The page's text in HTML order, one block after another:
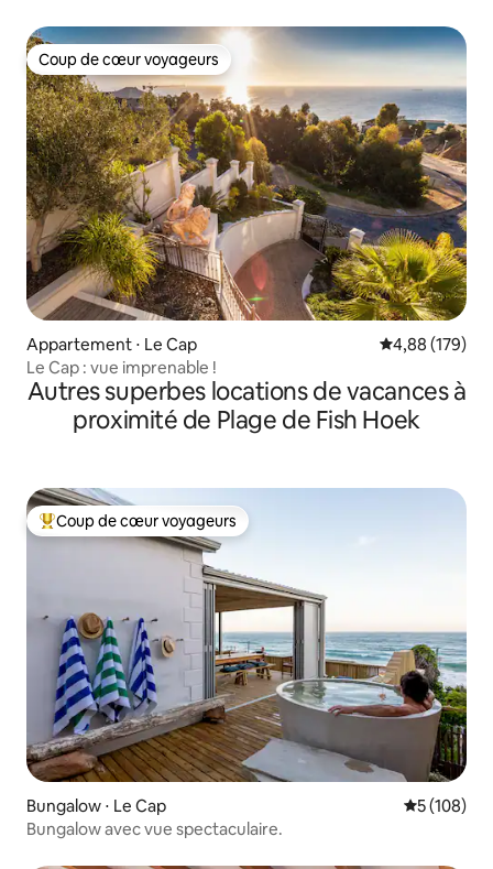
Coup de cœur voyageurs
Coup de cœur voyageurs
Appartement ⋅ Le Cap Évaluation
4,88 (179)
Le Cap : vue imprenable !
Autres superbes locations de vacances à
proximité de Plage de Fish Hoek
Coups de cœur voyageurs les plus appréciés
Coup de cœur voyageurs
Bungalow ⋅ Le Cap Évaluation
5 (108)
Bungalow avec vue spectaculaire.